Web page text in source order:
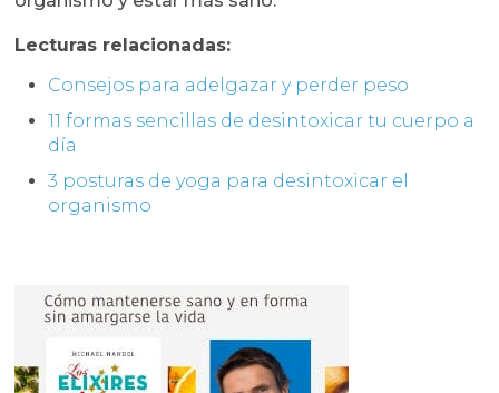
Lecturas relacionadas:
Consejos para adelgazar y perder peso
11 formas sencillas de desintoxicar tu cuerpo a
día
3 posturas de yoga para desintoxicar el
organismo